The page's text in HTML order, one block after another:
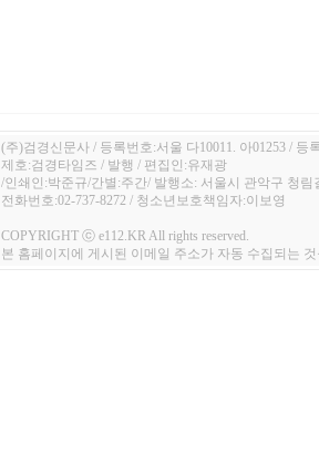
(주)검경신문사 / 등록번호:서울 다10011. 아01253 / 등
제호:검경타임즈 / 발행 / 편집인:유재광
/인쇄인:박준규/간별:주간/ 발행소: 서울시 관악구 청림
전화번호:02-737-8272 / 청소년보호책임자:이보영
COPYRIGHT ⓒ e112.KR All rights reserved.
본 홈페이지에 게시된 이메일 주소가 자동 수집되는